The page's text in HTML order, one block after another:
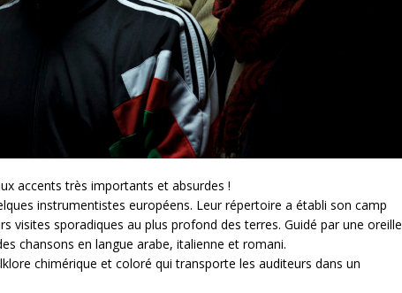
accents très importants et absurdes !
instrumentistes européens. Leur répertoire a établi son camp
visites sporadiques au plus profond des terres. Guidé par une oreille
chansons en langue arabe, italienne et romani.
chimérique et coloré qui transporte les auditeurs dans un